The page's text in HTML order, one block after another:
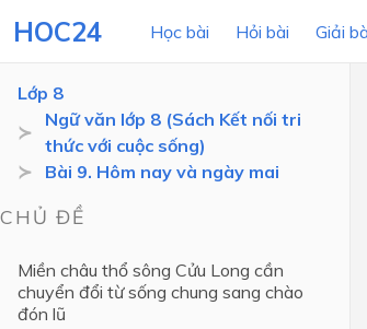
HOC24 Học bài Hỏi bài Giải
LỚP HỌC
Lớp 10
Lớp 8
Ngữ văn lớp 8 (Sách Kết nối tri
thức với cuộc sống)
Bài 9. Hôm nay và ngày mai
CHỦ ĐỀ
Miền châu thổ sông Cửu Long cần
chuyển đổi từ sống chung sang chào
đón lũ